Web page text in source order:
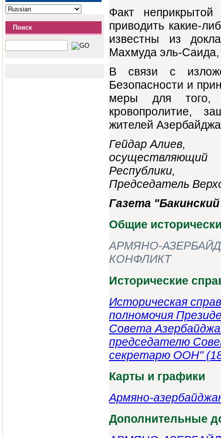
Поиск
Факт
приводить какие-
известны из
Махмуда эль-Саида,
В связи с
Безопасности и
меры для того,
кровопролитие,
жителей
Гейдар Алиев,
осуществляющий
Республики,
Председатель
Газета
Общие
АРМЯНО-
КОНФЛИКТ
Исторические
Историческая
полномочия
Совета
председателю
секретарю ООН"
Карты и графики
Армяно-
Дополнительные